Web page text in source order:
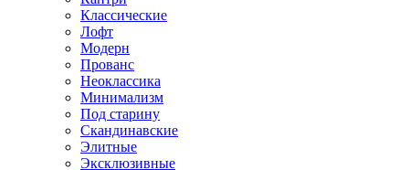
Классические
Лофт
Модерн
Прованс
Неоклассика
Минимализм
Под старину
Скандинавские
Элитные
Эксклюзивные